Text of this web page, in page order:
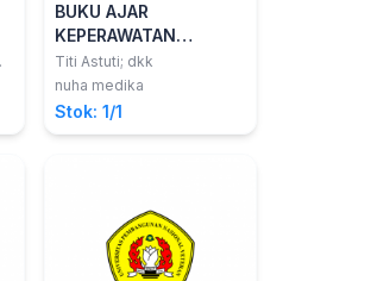
BUKU AJAR
KEPERAWATAN
MATERNITAS (Sesuai
RPS Pendidikan
Sarjana Terapan)
Titi Astuti; dkk
nuha medika
Stok: 1/1